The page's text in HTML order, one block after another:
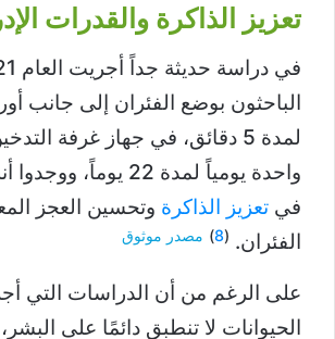
تعزيز الذاكرة والقدرات
الباحثون بوضع الفئران إلى جانب
لمدة 5 دقائق، في جهاز غرفة
واحدة يومياً لمدة 22
في تعزيز الذاكرة وتحسين العجز
الفئران. (
8
) مصدر موثوق
على الرغم من أن الدراسات التي
الحيوانات لا تنطبق دائمًا على البشر،